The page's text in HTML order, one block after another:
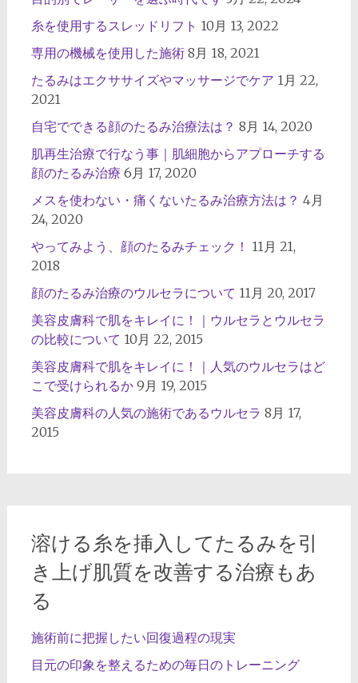
糸を使用するスレッドリフト 10月 13, 2022
専用の機械を使用した施術 8月 18, 2021
たるみはエクササイズやマッサージでケア 1月 22,
2021
自宅でできる顔のたるみ治療法は？ 8月 14, 2020
肌再生治療で行なう事｜肌細胞からアプローチする
顔のたるみ治療 6月 17, 2020
メスを使わない・痛くないたるみ治療方法は？ 4月
24, 2020
やってみよう、顔のたるみチェック！ 11月 21,
2018
顔のたるみ治療のウルセラについて 11月 20, 2017
美容皮膚科で肌をキレイに！｜ウルセラとウルセラ
の比較について 10月 22, 2015
美容皮膚科で肌をキレイに！｜人気のウルセラはど
こで受けられるか 9月 19, 2015
美容皮膚科の人気の施術であるウルセラ 8月 17,
2015
溶ける糸を挿入してたるみを引
き上げ肌質を改善する治療もあ
る
施術前に把握したい回復過程の現実
目元の印象を整えるための毎日のトレーニング